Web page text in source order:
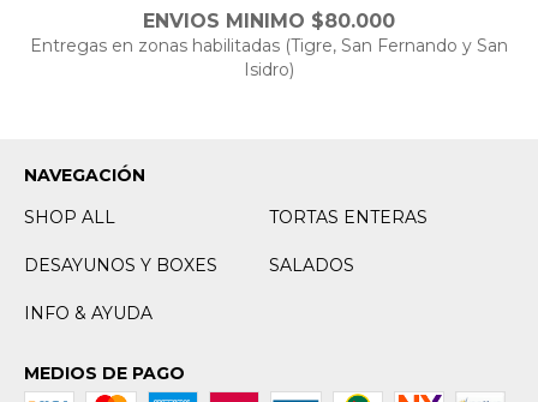
ENVIOS MINIMO $80.000
Entregas en zonas habilitadas (Tigre, San Fernando y San
Isidro)
NAVEGACIÓN
SHOP ALL
TORTAS ENTERAS
DESAYUNOS Y BOXES SALADOS
INFO & AYUDA
MEDIOS DE PAGO